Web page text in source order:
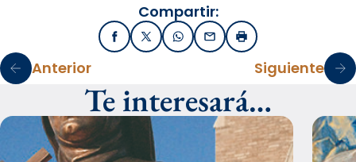
Compartir:
FacebookX / TwitterWhatsApp
EmailImprimir
Anterior Siguiente
Te interesará…